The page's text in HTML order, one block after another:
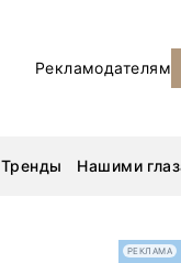
Рекламодателям
Тренды Нашими
РЕКЛАМА